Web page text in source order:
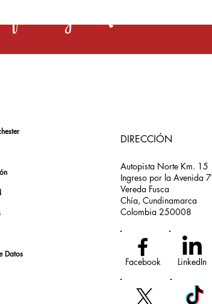
y el Rochester la
Datos
DIRECCIÓN
Autopista Norte Km. 15
Ingreso por la Avenida
Vereda Fusca
Chía, Cundinamarca
Colombia 250008
Facebook LinkedIn